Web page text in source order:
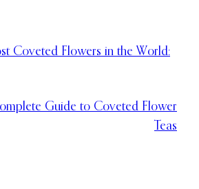
Coveted Flowers in the World:
Guide to Coveted Flower
Teas